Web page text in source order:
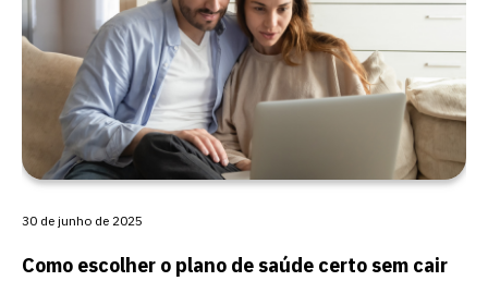
Como escolher o plano de saúde certo sem cair
30 de junho de 2025